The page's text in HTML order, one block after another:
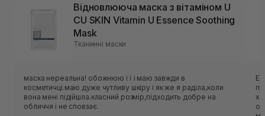
Відновлююча маска з вітаміном U
CU SKIN Vitamin U Essence Soothing
Mask
Тканинні маски
маска нереальна! обожнюю її і маю завжди в
косметичці.маю дуже чутливу шкіру і як же я раділа,коли
вона мені підійшла.класний розмір,підходить добре на
обличчя і не сповзає.